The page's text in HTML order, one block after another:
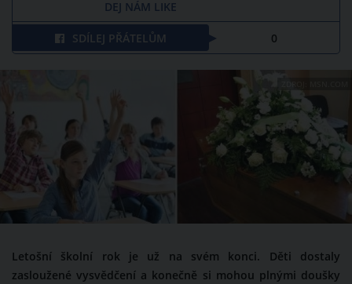
DEJ NÁM LIKE
SDÍLEJ PŘÁTELŮM 0
Letošní školní rok je už na svém konci. Děti dostaly
zasloužené vysvědčení a konečně si mohou plnými doušky